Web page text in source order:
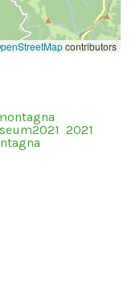
contributors
2021